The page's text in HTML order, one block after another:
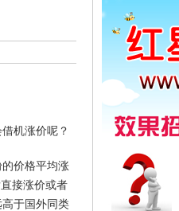
机涨价呢？
价格平均涨
接涨价或者
于国外同类